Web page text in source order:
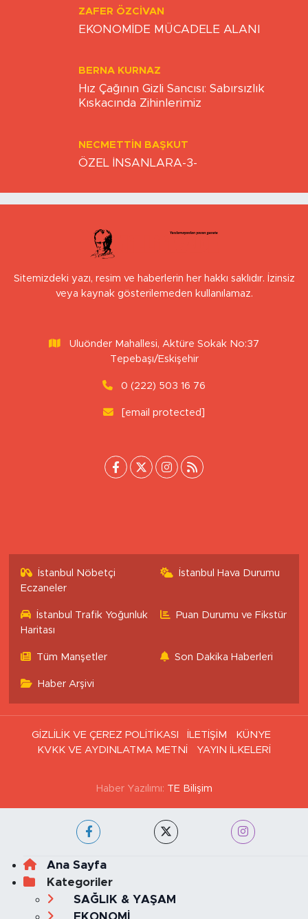
ZAFER ÖZCIVAN
EKONOMİDE MÜCADELE ALANI
BERNA KURNAZ
Hız Çağının Gizli Sancısı: Sabırsızlık
Kıskacında Zihinlerimiz
NECMETTIN BAŞKUT
ÖZEL İNSANLARA-3-
Sitemizdeki yazı, resim ve haberlerin her hakkı saklıdır. İzinsiz
veya kaynak gösterilemeden kullanılamaz.
Uluönder Mahallesi, Aktüre Sokak No:37
Tepebaşı/Eskişehir
0 (222) 503 16 76
[email protected]
İstanbul Nöbetçi
Eczaneler
İstanbul Hava Durumu
İstanbul Trafik Yoğunluk
Haritası
Puan Durumu ve Fikstür
Tüm Manşetler Son Dakika Haberleri
Haber Arşivi
GİZLİLİK VE ÇEREZ POLİTİKASI İLETİŞİM
KÜNYE
KVKK VE AYDINLATMA METNİ
YAYIN İLKELERİ
Haber Yazılımı: TE Bilişim
Ana Sayfa
Kategoriler
SAĞLIK & YAŞAM
EKONOMİ